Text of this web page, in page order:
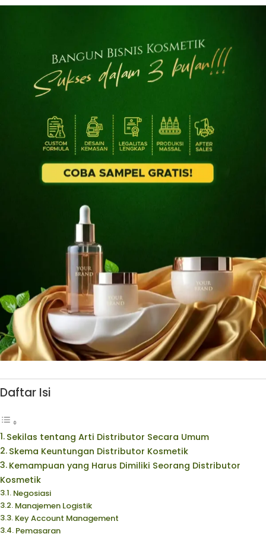
Daftar Isi
Sekilas tentang Arti Distributor Secara Umum
Skema Keuntungan Distributor Kosmetik
Kemampuan yang Harus Dimiliki Seorang Distributor
Kosmetik
Negosiasi
Manajemen Logistik
Key Account Management
Pemasaran